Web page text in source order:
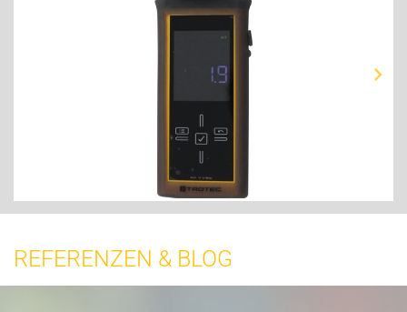
REFERENZEN & BLOG